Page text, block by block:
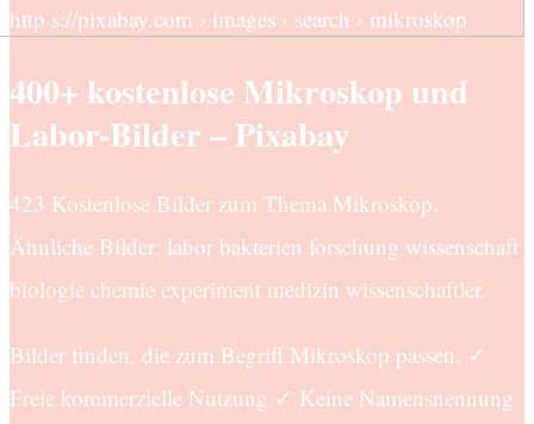
http s://pixabay.com › images › search › mikroskop
400+ kostenlose Mikroskop und
Labor-Bilder – Pixabay
423 Kostenlose Bilder zum Thema Mikroskop.
Ähnliche Bilder: labor bakterien forschung wissenschaft
biologie chemie experiment medizin wissenschaftler.
Bilder finden, die zum Begriff Mikroskop passen. ✓
Freie kommerzielle Nutzung ✓ Keine Namensnennung